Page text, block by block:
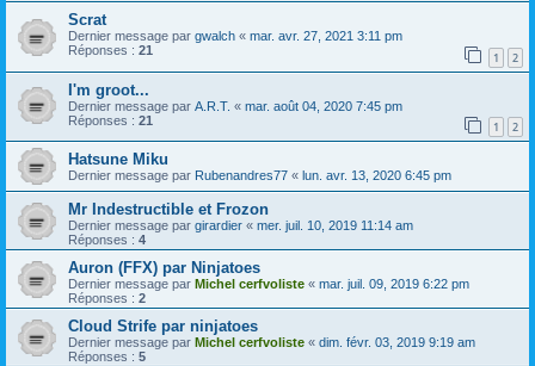
Scrat
Dernier message par gwalch « mar. avr. 27, 2021 3:11 pm
Réponses : 21 1 2
I'm groot...
Dernier message par A.R.T. « mar. août 04, 2020 7:45 pm
Réponses : 21 1 2
Hatsune Miku
Dernier message par Rubenandres77 « lun. avr. 13, 2020 6:45 pm
Mr Indestructible et Frozon
Dernier message par girardier « mer. juil. 10, 2019 11:14 am
Réponses : 4
Auron (FFX) par Ninjatoes
Dernier message par Michel cerfvoliste « mar. juil. 09, 2019 6:22 pm
Réponses : 2
Cloud Strife par ninjatoes
Dernier message par Michel cerfvoliste « dim. févr. 03, 2019 9:19 am
Réponses : 5